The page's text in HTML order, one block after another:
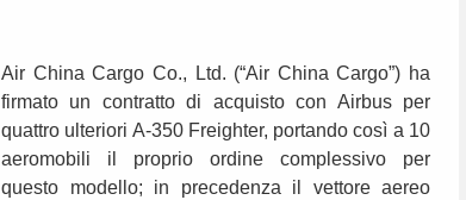
Air China Cargo Co., Ltd. (“Air China Cargo”) ha
firmato un contratto di acquisto con Airbus per
quattro ulteriori A-350 Freighter, portando così a 10
aeromobili il proprio ordine complessivo per
questo modello; in precedenza il vettore aereo